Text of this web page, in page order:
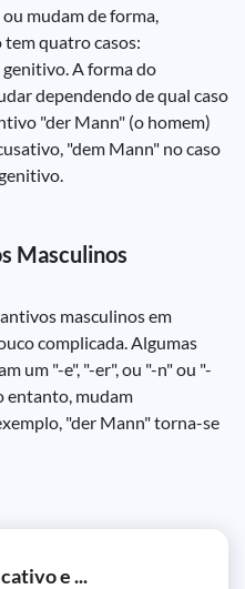
mudam de forma,
tem quatro casos:
A forma do
dependendo de qual caso
"der Mann" (o homem)
"dem Mann" no caso
Masculinos
masculinos em
complicada. Algumas
um "-e", "-er", ou "-n" ou "-
entanto, mudam
"der Mann" torna-se
e ...